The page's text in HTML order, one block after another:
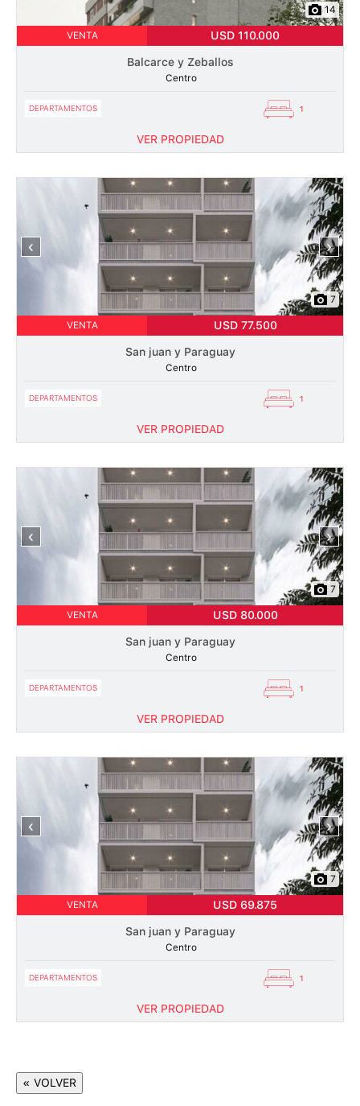
14
VENTA USD 110.000
Balcarce y Zeballos
Centro
DEPARTAMENTOS 1
VER PROPIEDAD
‹ ›
7
VENTA USD 77.500
San juan y Paraguay
Centro
DEPARTAMENTOS 1
VER PROPIEDAD
‹ ›
7
VENTA USD 80.000
San juan y Paraguay
Centro
DEPARTAMENTOS 1
VER PROPIEDAD
‹ ›
7
VENTA USD 69.875
San juan y Paraguay
Centro
DEPARTAMENTOS 1
VER PROPIEDAD
« VOLVER